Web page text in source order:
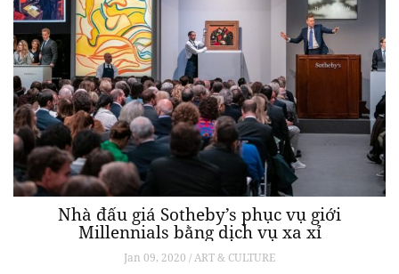
Nhà đấu giá Sotheby’s phục vụ giới
Millennials bằng dịch vụ xa xỉ
Jan 09, 2020 / ART & CULTURE